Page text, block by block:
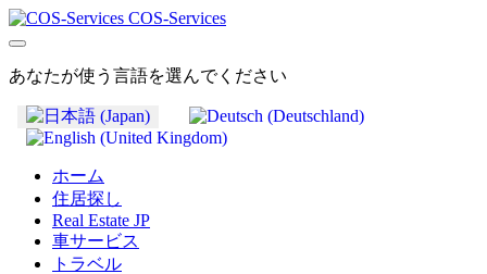
COS-Services
あなたが使う言語を選んでください
ホーム
住居探し
Real Estate JP
車サービス
トラベル